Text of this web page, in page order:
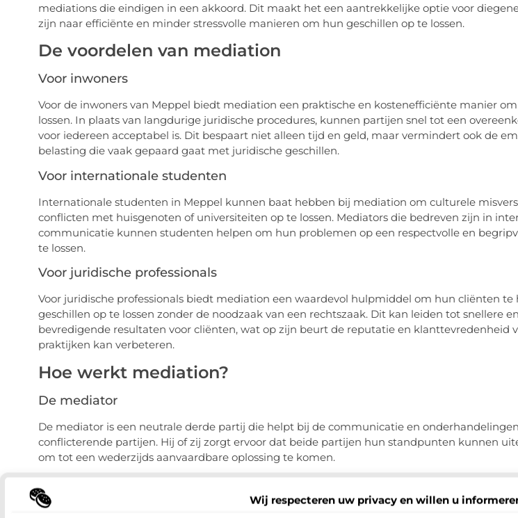
Wij respecteren uw privacy en willen u
mediations die eindigen in een akkoord. Dit maakt het een aantrekkelijke optie voor
zijn naar efficiënte en minder stressvolle manieren om hun geschillen op te lossen.
De voordelen van mediation
Voor inwoners
Voor de inwoners van Meppel biedt mediation een praktische en kostenefficiënte manier
lossen. In plaats van langdurige juridische procedures, kunnen partijen snel tot een
voor iedereen acceptabel is. Dit bespaart niet alleen tijd en geld, maar vermindert ook de
belasting die vaak gepaard gaat met juridische geschillen.
Voor internationale studenten
Internationale studenten in Meppel kunnen baat hebben bij mediation om culturele
conflicten met huisgenoten of universiteiten op te lossen. Mediators die bedreven zijn in
communicatie kunnen studenten helpen om hun problemen op een respectvolle en
te lossen.
Voor juridische professionals
Voor juridische professionals biedt mediation een waardevol hulpmiddel om hun cliënten te
geschillen op te lossen zonder de noodzaak van een rechtszaak. Dit kan leiden tot snellere
bevredigende resultaten voor cliënten, wat op zijn beurt de reputatie en klanttevredenheid
praktijken kan verbeteren.
Hoe werkt mediation?
De mediator
De mediator is een neutrale derde partij die helpt bij de communicatie en
conflicterende partijen. Hij of zij zorgt ervoor dat beide partijen hun standpunten kunnen
om tot een wederzijds aanvaardbare oplossing te komen.
Het proces
Het mediationproces begint meestal met een introductiebijeenkomst waarin de mediator